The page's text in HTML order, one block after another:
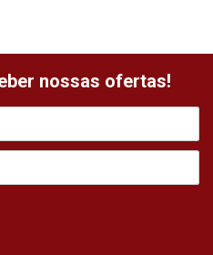
nossas ofertas!